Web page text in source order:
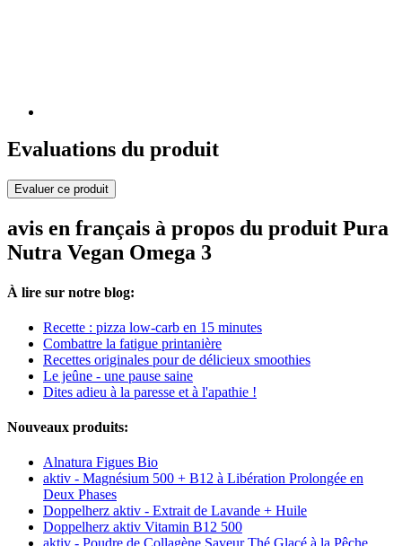
Evaluations du produit
Evaluer ce produit
avis en français à propos du produit Pura
Nutra Vegan Omega 3
À lire sur notre blog:
Recette : pizza low-carb en 15 minutes
Combattre la fatigue printanière
Recettes originales pour de délicieux smoothies
Le jeûne - une pause saine
Dites adieu à la paresse et à l'apathie !
Nouveaux produits:
Alnatura Figues Bio
aktiv - Magnésium 500 + B12 à Libération Prolongée en
Deux Phases
Doppelherz aktiv - Extrait de Lavande + Huile
Doppelherz aktiv Vitamin B12 500